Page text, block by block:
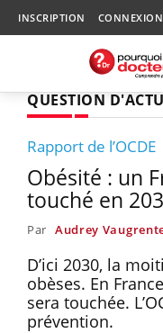
INSCRIPTION CONNEXION
QUESTION D'ACTU
Rapport de l’OCDE
Obésité : un
touché en
Par Audrey
D’ici 2030, la
obèses. En
sera touchée.
prévention.